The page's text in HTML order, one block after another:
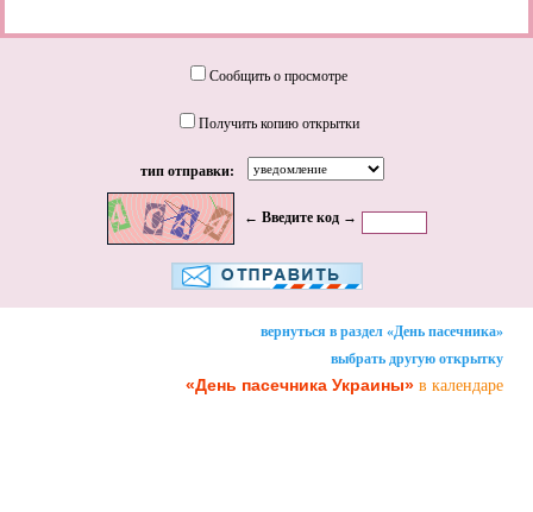
Сообщить о просмотре
Получить копию открытки
тип отправки:
← Введите код →
вернуться в раздел «День пасечника»
выбрать другую открытку
«День пасечника Украины» в календаре